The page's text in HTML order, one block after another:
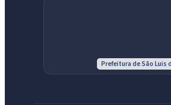
Prefeitura de São Luis